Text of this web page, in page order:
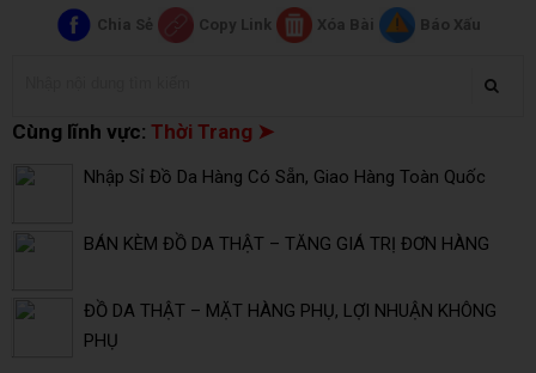
Chia Sẻ Copy Link Xóa Bài Báo Xấu
Cùng lĩnh vực: Thời Trang ➤
Nhập Sỉ Đồ Da Hàng Có Sẵn, Giao Hàng Toàn Quốc
BÁN KÈM ĐỒ DA THẬT – TĂNG GIÁ TRỊ ĐƠN HÀNG
ĐỒ DA THẬT – MẶT HÀNG PHỤ, LỢI NHUẬN KHÔNG
PHỤ